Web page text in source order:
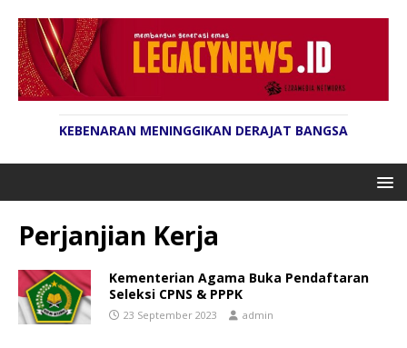
KEBENARAN MENINGGIKAN DERAJAT BANGSA
Perjanjian Kerja
Kementerian Agama Buka Pendaftaran
Seleksi CPNS & PPPK
23 September 2023 admin